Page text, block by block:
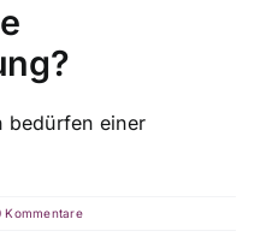
bedürfen einer
Kommentare